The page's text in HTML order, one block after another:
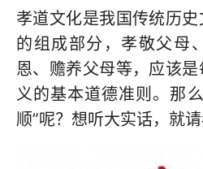
孝道文化是我国传统历
的组成部分，孝敬父母
恩、赡养父母等，应该
义的基本道德准则。那
顺”呢？想听大实话，就请